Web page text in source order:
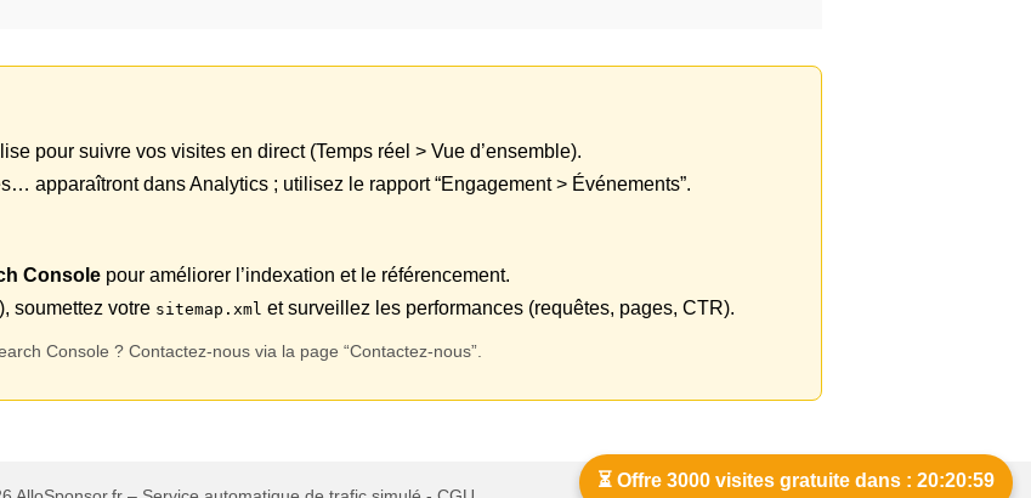
pour suivre vos visites en direct (Temps réel > Vue d’ensemble).
apparaîtront dans Analytics ; utilisez le rapport “Engagement > Événements”.
Console pour améliorer l’indexation et le référencement.
soumettez votre sitemap.xml et surveillez les performances (requêtes, pages, CTR).
Console ? Contactez-nous via la page “Contactez-nous”.
⏳ Offre 3000 visites gratuite dans : 20:20:59